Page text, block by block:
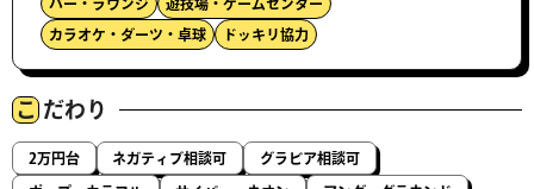
バー・ラウンジ 遊技場・ゲームセンター
カラオケ・ダーツ・卓球 ドッキリ協力
こ だわり
2万円台 ネガティブ相談可 グラビア相談可